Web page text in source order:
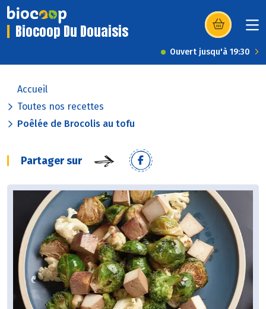
Biocoop Du Douaisis (s’ouvre dans
Ouvert jusqu'à 19:30
Accueil
Toutes nos recettes
Poêlée de Brocolis au tofu
Partager sur